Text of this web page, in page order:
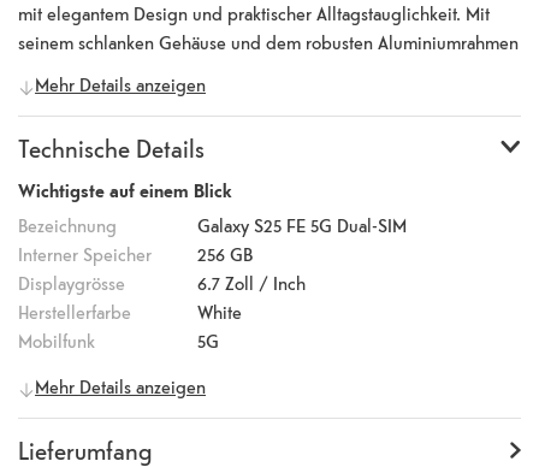
mit elegantem Design und praktischer Alltagstauglichkeit. Mit
seinem schlanken Gehäuse und dem robusten Aluminiumrahmen
bietet es eine moderne Optik und zugleich hohe
Widerstandsfähigkeit. Im Inneren arbeitet ein leistungsfähiger
ist und eine hohe Energieeffizienz mit starker Rechenleistung
kombiniert. Dadurch laufen Multitasking, Gaming und
anspruchsvolle Apps reibungslos, während gleichzeitig der
Energieverbrauch optimiert wird. Das 6,7 Zoll grosse Full-HD+-
Display mit 120 Hz sorgt für gestochen scharfe Darstellungen,
flüssige Animationen und ein beeindruckendes Seherlebnis. Für
kreative Aufnahmen steht eine vielseitige Dreifachkamera zur
Weitwinkelobjektiv, ein Ultraweitwinkelobjektiv und ein optisches
3-fach-Telezoom. Damit lassen sich von Panorama bis
Nahaufnahme alle Motive detailgetreu einfangen. Die 12-
Mehr Details anzeigen
Technische Details
Wichtigste auf einem Blick
Bezeichnung
Galaxy S25 FE 5G Dual-SIM
Interner Speicher
256 GB
Displaygrösse
6.7Zoll / Inch
Herstellerfarbe
White
Mobilfunk
5G
Allgemeine Informationen
Hersteller
Samsung
Artikelnummer
Mehr Details anzeigen
Lieferumfang